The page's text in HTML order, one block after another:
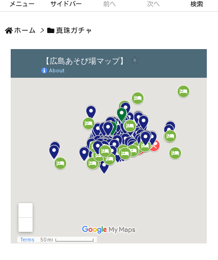
メニュー サイドバー 前へ 次へ 検索
ホーム > 真珠ガチャ